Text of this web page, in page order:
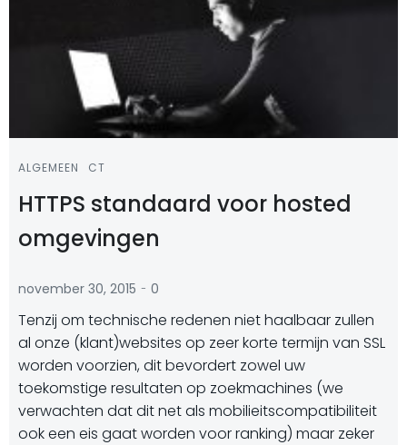
ALGEMEEN CT
HTTPS standaard voor hosted
omgevingen
november 30, 2015 - 0
Tenzij om technische redenen niet haalbaar zullen
al onze (klant)websites op zeer korte termijn van SSL
worden voorzien, dit bevordert zowel uw
toekomstige resultaten op zoekmachines (we
verwachten dat dit net als mobilieitscompatibiliteit
ook een eis gaat worden voor ranking) maar zeker